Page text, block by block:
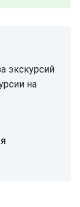
экскурсий
на